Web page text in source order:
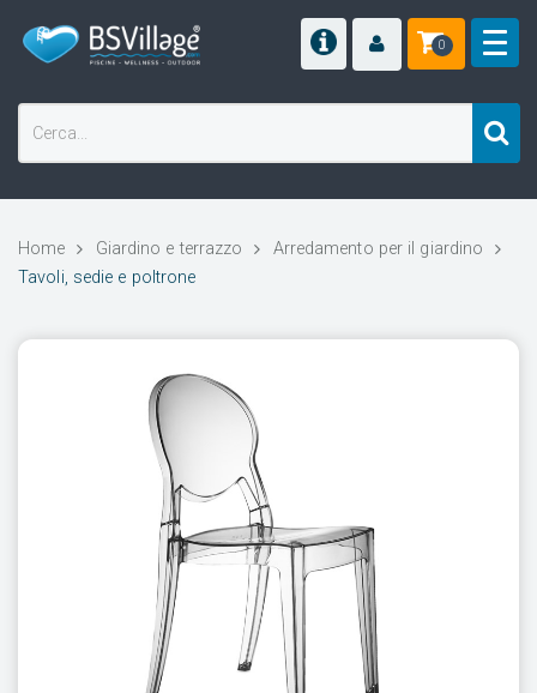
0
Home Giardino e terrazzo
Arredamento per il giardino
Tavoli, sedie e poltrone